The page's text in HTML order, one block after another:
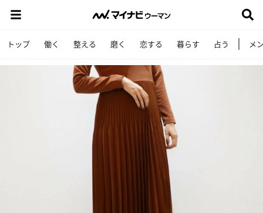
トップ 働く 整える 磨く 恋する 暮らす 占う メ